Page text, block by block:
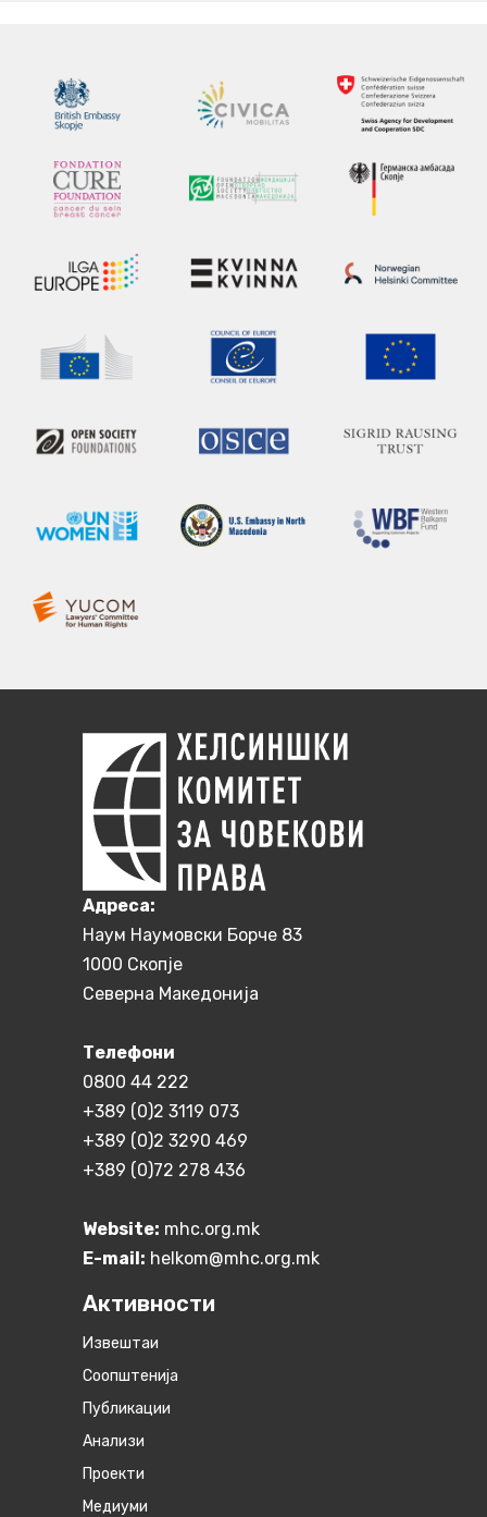
Aдреса:
Наум Наумовски Борче 83
1000 Скопје
Северна Македонија
Телефони
0800 44 222
+389 (0)2 3119 073
+389 (0)2 3290 469
+389 (0)72 278 436
Website: mhc.org.mk
E-mail: helkom@mhc.org.mk
Активности
Извештаи
Соопштенија
Публикации
Анализи
Проекти
Медиуми